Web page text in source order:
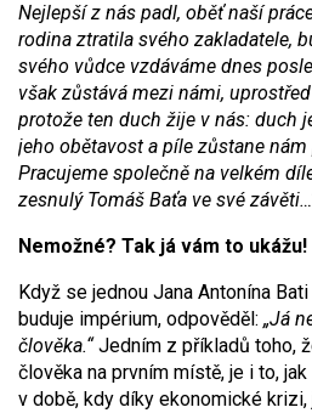
Nejlepší z nás padl, oběť naší
rodina ztratila svého zakladatele,
svého vůdce vzdáváme dnes
však zůstává mezi námi,
protože ten duch žije v nás: duch
jeho obětavost a píle zůstane
Pracujeme společně na velkém
zesnulý Tomáš Baťa ve své
Nemožné? Tak já vám to ukážu!
Když se jednou Jana Antonína
buduje impérium, odpověděl: „Já
člověka.“Jedním z příkladů toho,
člověka na prvním místě, je i to,
v době, kdy díky ekonomické